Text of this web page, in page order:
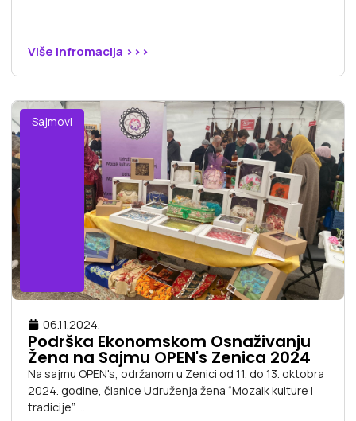
Više infromacija >>>
Sajmovi
06.11.2024.
Podrška Ekonomskom Osnaživanju
Žena na Sajmu OPEN's Zenica 2024
Na sajmu OPEN's, održanom u Zenici od 11. do 13. oktobra
2024. godine, članice Udruženja žena “Mozaik kulture i
tradicije” ...